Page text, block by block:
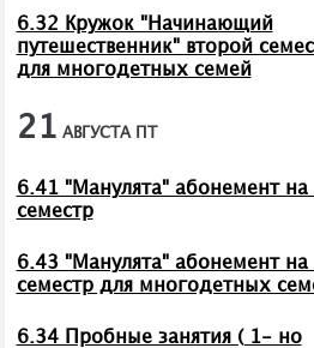
6.32 Кружок "Начинающий
путешественник" второй
для многодетных семей
21 АВГУСТА
6.41 "Манулята" абонемент на
семестр
6.43 "Манулята" абонемент на
семестр для многодетных
6.34 Пробные занятия ( 1- но